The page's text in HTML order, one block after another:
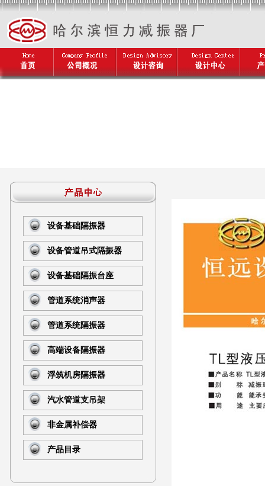
设备基础隔振器
设备管道吊式隔振器
设备基础隔振台座
管道系统消声器
管道系统隔振器
高端设备隔振器
浮筑机房隔振器
汽水管道支吊架
非金属补偿器
产品目录